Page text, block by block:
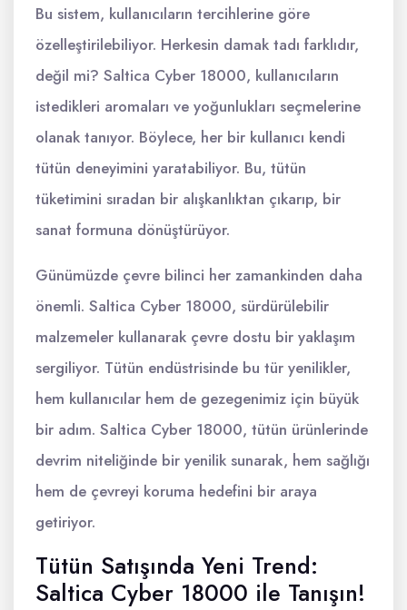
Bu sistem, kullanıcıların tercihlerine göre
özelleştirilebiliyor. Herkesin damak tadı farklıdır,
değil mi? Saltica Cyber 18000, kullanıcıların
istedikleri aromaları ve yoğunlukları seçmelerine
olanak tanıyor. Böylece, her bir kullanıcı kendi
tütün deneyimini yaratabiliyor. Bu, tütün
tüketimini sıradan bir alışkanlıktan çıkarıp, bir
sanat formuna dönüştürüyor.
Günümüzde çevre bilinci her zamankinden daha
önemli. Saltica Cyber 18000, sürdürülebilir
malzemeler kullanarak çevre dostu bir yaklaşım
sergiliyor. Tütün endüstrisinde bu tür yenilikler,
hem kullanıcılar hem de gezegenimiz için büyük
bir adım. Saltica Cyber 18000, tütün ürünlerinde
devrim niteliğinde bir yenilik sunarak, hem sağlığı
hem de çevreyi koruma hedefini bir araya
getiriyor.
Tütün Satışında Yeni Trend:
Saltica Cyber 18000 ile Tanışın!